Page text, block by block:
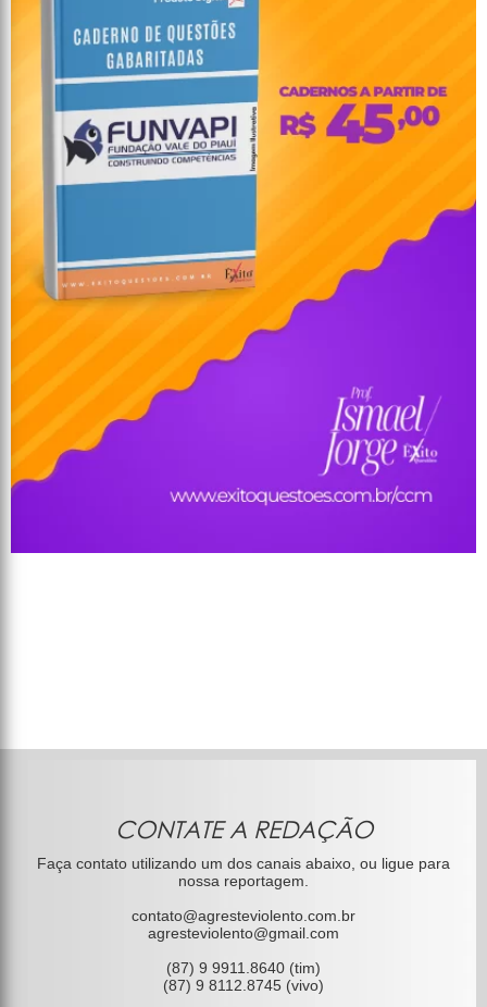
CONTATE A REDAÇÃO
Faça contato utilizando um dos canais abaixo, ou ligue para
nossa reportagem.
contato@agresteviolento.com.br
agresteviolento@gmail.com
(87) 9 9911.8640 (tim)
(87) 9 8112.8745 (vivo)